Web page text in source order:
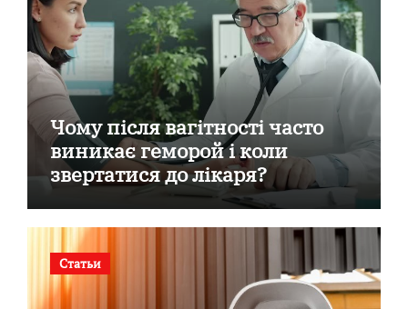
Чому після вагітності часто
виникає геморой і коли
звертатися до лікаря?
Статьи